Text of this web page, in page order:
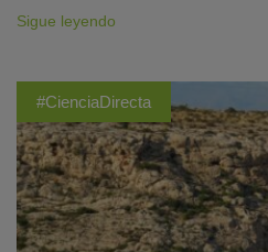
Sigue leyendo
#CienciaDirecta